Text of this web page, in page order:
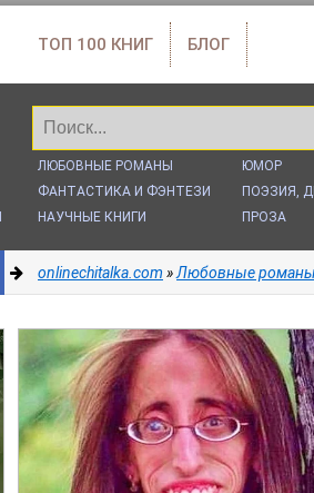
ТОП 100 КНИГ БЛОГ
ЛЮБОВНЫЕ РОМАНЫ
ФАНТАСТИКА И ФЭНТЕЗИ
НАУЧНЫЕ КНИГИ
ЮМОР
ПОЭЗИЯ,
ПРОЗА
onlinechitalka.com »Любовные романы